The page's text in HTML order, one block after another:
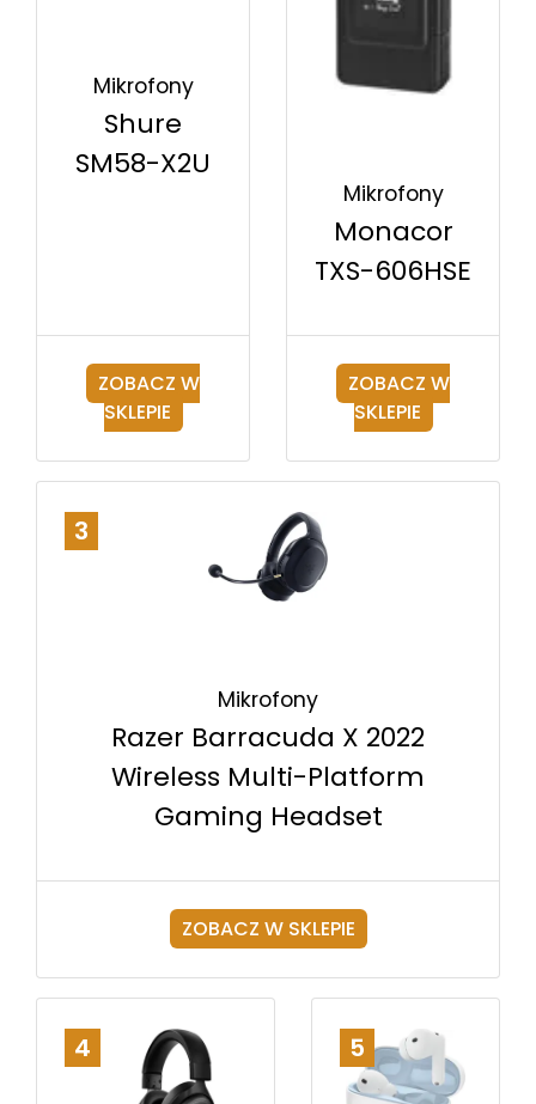
Mikrofony
Shure
SM58-X2U
ZOBACZ W
SKLEPIE
Mikrofony
Monacor
TXS-606HSE
ZOBACZ W
SKLEPIE
3
Mikrofony
Razer Barracuda X 2022
Wireless Multi-Platform
Gaming Headset
ZOBACZ W SKLEPIE
4 5